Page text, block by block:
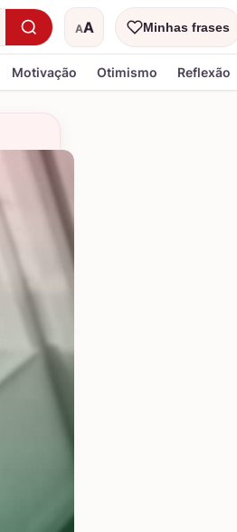
AA
Tamanho do textoMinhas frases
Motivação Otimismo Reflexão